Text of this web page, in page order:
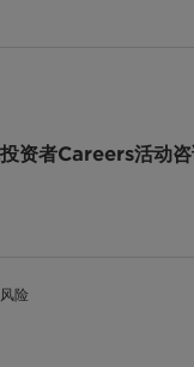
投资者Careers活动
险